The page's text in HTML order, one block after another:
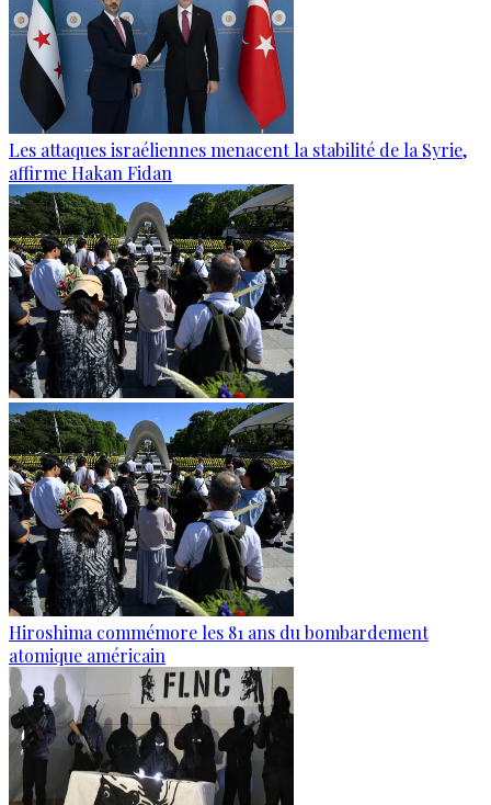
Les attaques israéliennes menacent la stabilité de la Syrie,
affirme Hakan Fidan
Hiroshima commémore les 81 ans du bombardement
atomique américain